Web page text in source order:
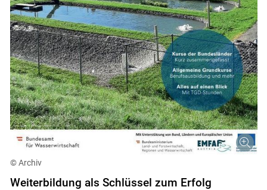
Skip to main content
© Archiv
Weiterbildung als Schlüssel zum Erfolg